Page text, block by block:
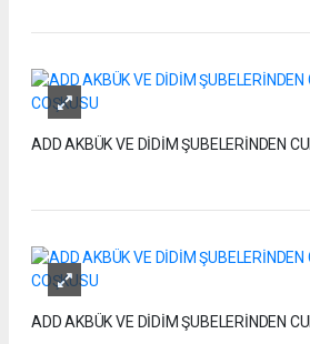
ADD AKBÜK VE DİDİM ŞUBELERİNDEN
ADD AKBÜK VE DİDİM ŞUBELERİNDEN